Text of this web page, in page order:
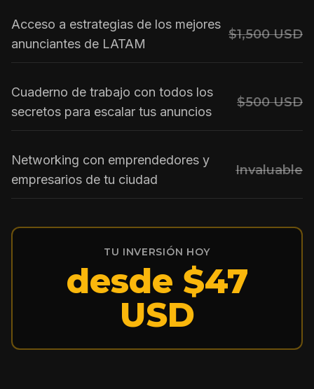
Acceso a estrategias de los mejores
anunciantes de LATAM
$1,500 USD
Cuaderno de trabajo con todos los
secretos para escalar tus anuncios
$500 USD
Networking con emprendedores y
empresarios de tu ciudad
Invaluable
TU INVERSIÓN HOY
desde $47
USD